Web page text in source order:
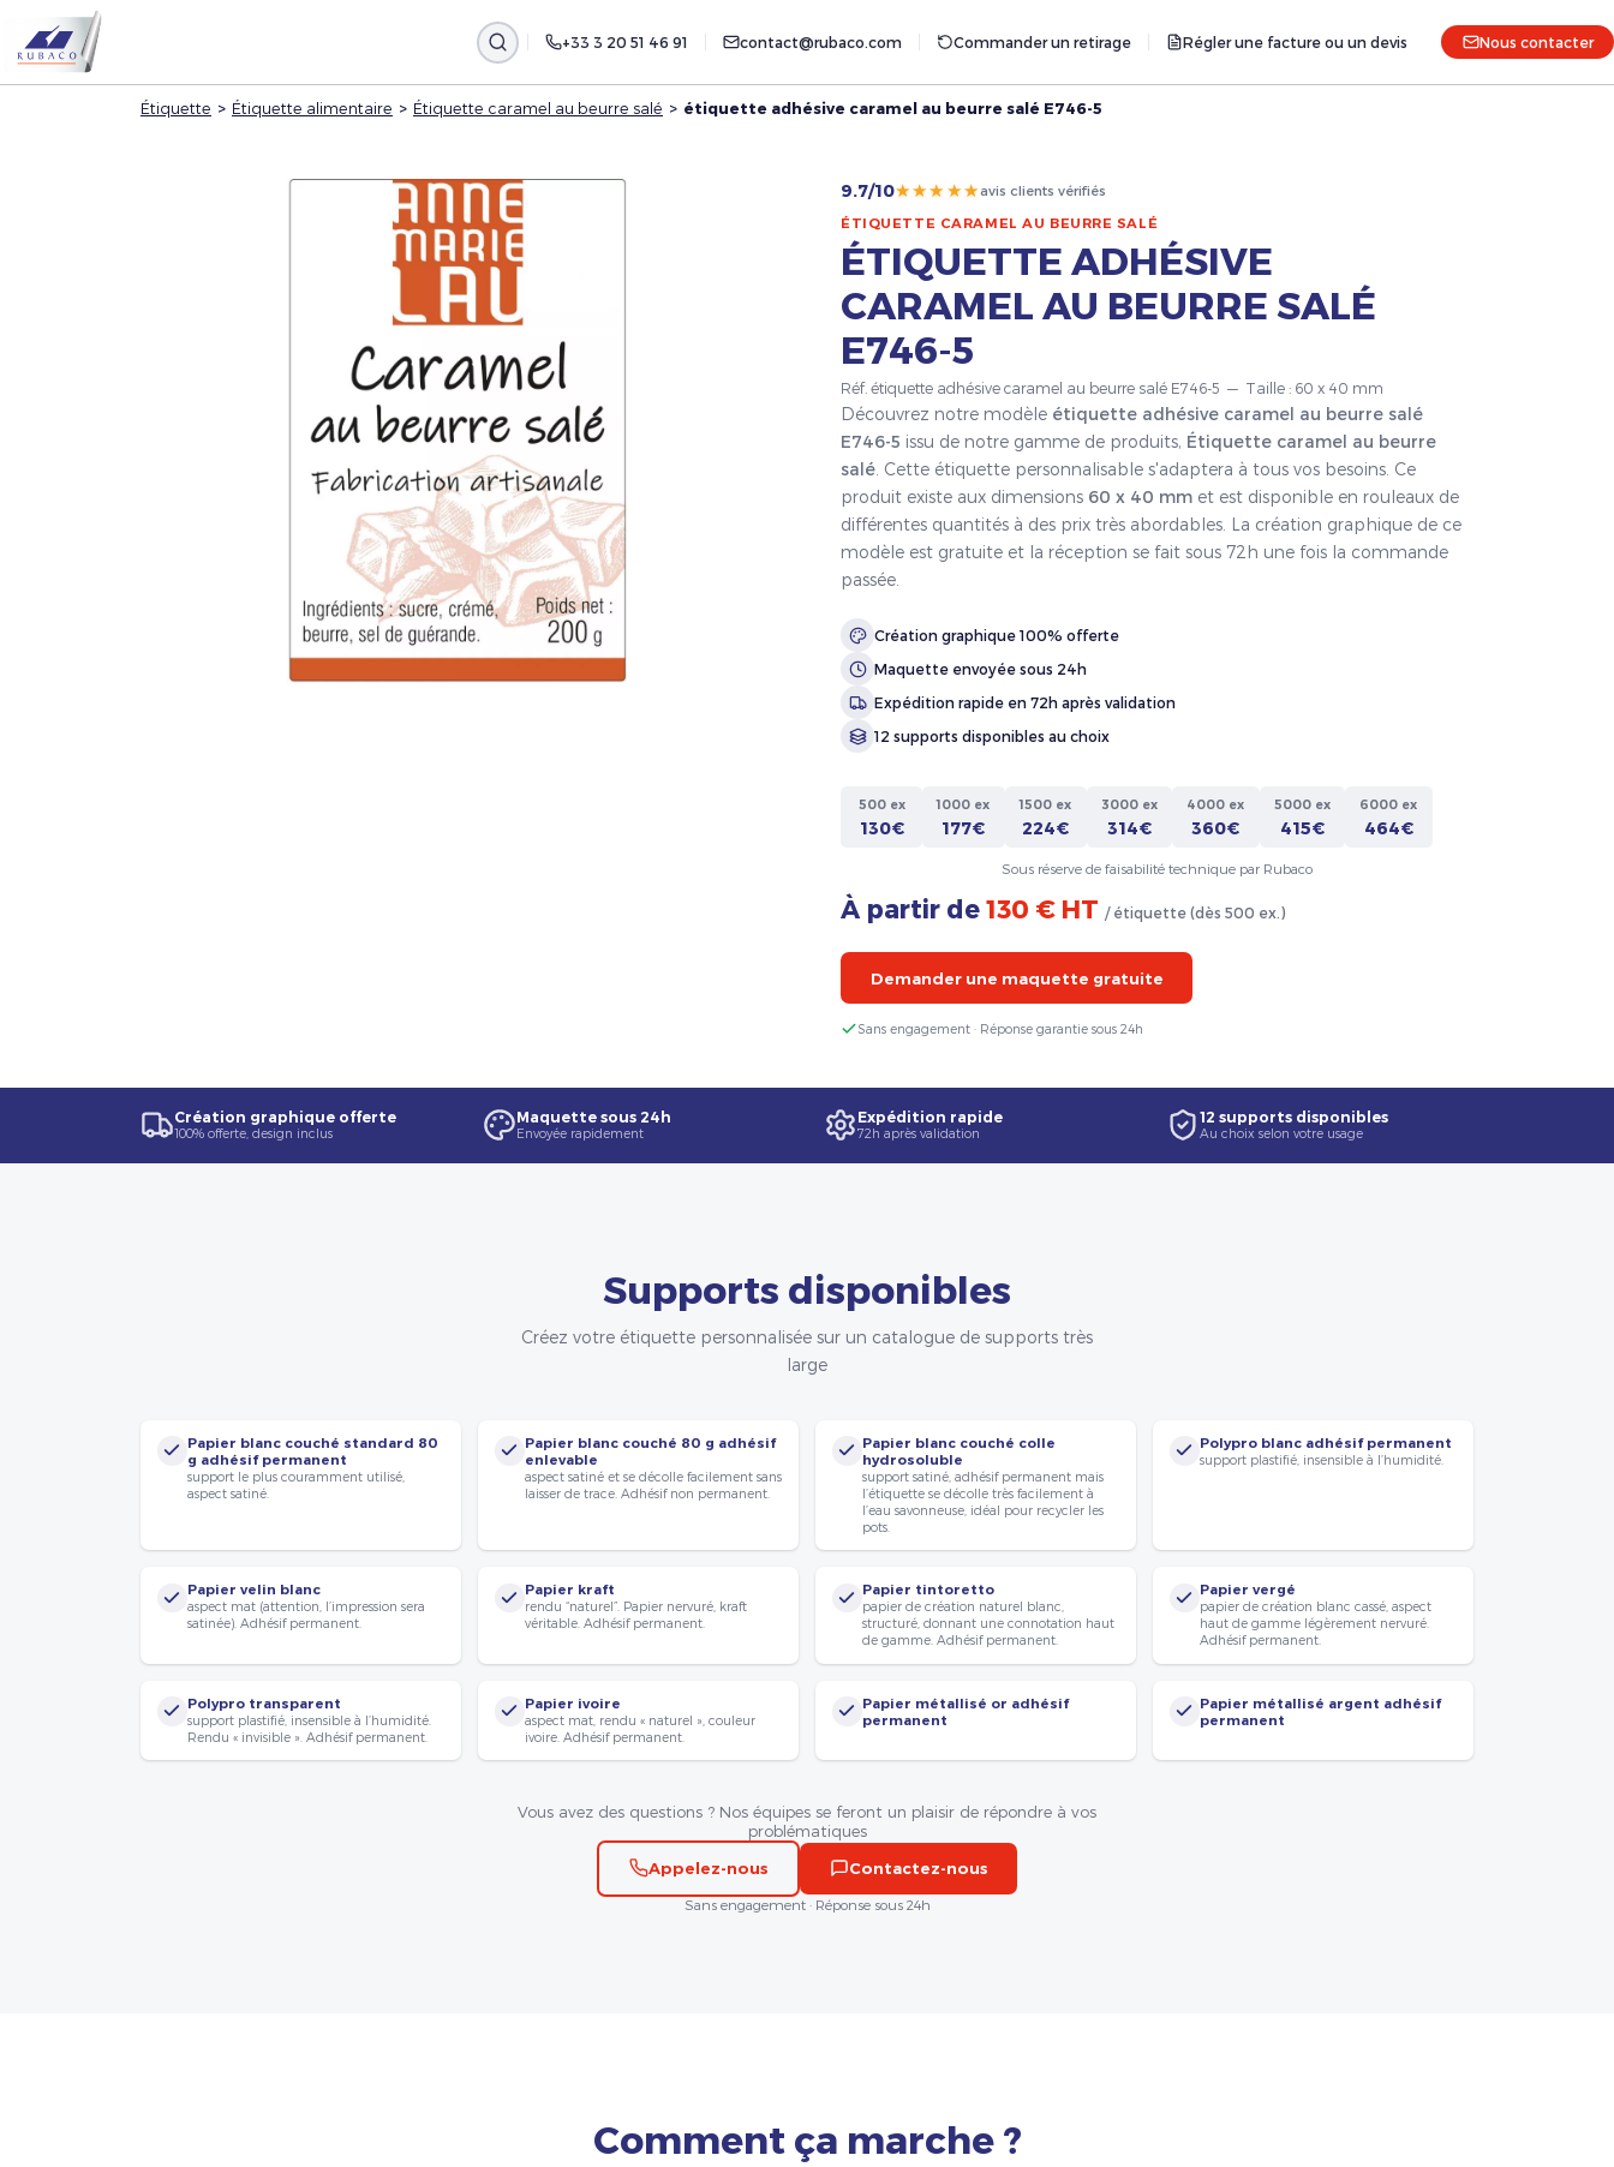
+33 3 20 51 46 91 contact@rubaco.com Commander un retirage Régler une facture ou un devis Nous contacter
Étiquette > Étiquette alimentaire > Étiquette caramel au beurre salé > étiquette adhésive caramel au beurre salé E746-5
9.7/10★★★★★avis clients vérifiés
ÉTIQUETTE CARAMEL AU BEURRE SALÉ
ÉTIQUETTE ADHÉSIVE
CARAMEL AU BEURRE SALÉ
E746-5
Réf. étiquette adhésive caramel au beurre salé E746-5 — Taille : 60 x 40 mm
Découvrez notre modèle étiquette adhésive caramel au beurre salé
E746-5 issu de notre gamme de produits, Étiquette caramel au beurre
salé . Cette étiquette personnalisable s'adaptera à tous vos besoins. Ce
produit existe aux dimensions 60 x 40 mm et est disponible en rouleaux de
différentes quantités à des prix très abordables. La création graphique de ce
modèle est gratuite et la réception se fait sous 72h une fois la commande
passée.
Création graphique 100% offerte
Maquette envoyée sous 24h
Expédition rapide en 72h après validation
12 supports disponibles au choix
500 ex
130€
1000 ex
177€
1500 ex
224€
3000 ex
314€
4000 ex
360€
5000 ex
415€
6000 ex
464€
Sous réserve de faisabilité technique par Rubaco
À partir de 130 € HT / étiquette (dès 500 ex.)
Demander une maquette gratuite
Sans engagement · Réponse garantie sous 24h
Création graphique offerte
100% offerte, design inclus
Maquette sous 24h
Envoyée rapidement
Expédition rapide
72h après validation
12 supports disponibles
Au choix selon votre usage
Supports disponibles
Créez votre étiquette personnalisée sur un catalogue de supports très
large
Papier blanc couché standard 80
g adhésif permanent
support le plus couramment utilisé,
aspect satiné.
Papier blanc couché 80 g adhésif
enlevable
aspect satiné et se décolle facilement sans
laisser de trace. Adhésif non permanent.
Papier blanc couché colle
hydrosoluble
support satiné, adhésif permanent mais
l’étiquette se décolle très facilement à
l’eau savonneuse, idéal pour recycler les
pots.
Polypro blanc adhésif permanent
support plastifié, insensible à l’humidité.
Papier velin blanc
aspect mat (attention, l’impression sera
satinée). Adhésif permanent.
Papier kraft
rendu “naturel”. Papier nervuré, kraft
véritable. Adhésif permanent.
Papier tintoretto
papier de création naturel blanc,
structuré, donnant une connotation haut
de gamme. Adhésif permanent.
Papier vergé
papier de création blanc cassé, aspect
haut de gamme légèrement nervuré.
Adhésif permanent.
Polypro transparent
support plastifié, insensible à l’humidité.
Rendu « invisible ». Adhésif permanent.
Papier ivoire
aspect mat, rendu « naturel », couleur
ivoire. Adhésif permanent.
Papier métallisé or adhésif
permanent
Papier métallisé argent adhésif
permanent
Vous avez des questions ? Nos équipes se feront un plaisir de répondre à vos
problématiques
Appelez-nous
Contactez-nous
Sans engagement · Réponse sous 24h
Comment ça marche ?